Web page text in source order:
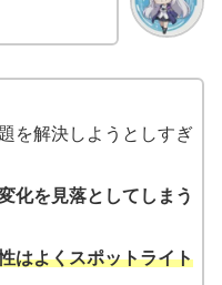
を解決しようとしすぎ
化を見落としてしまう
はよくスポットライト